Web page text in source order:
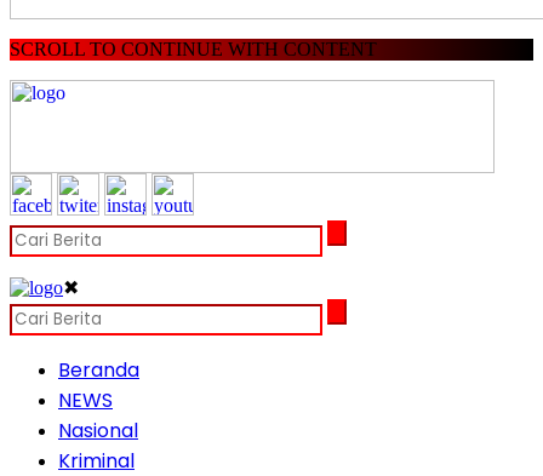
SCROLL TO CONTINUE WITH CONTENT
✖
Beranda
NEWS
Nasional
Kriminal